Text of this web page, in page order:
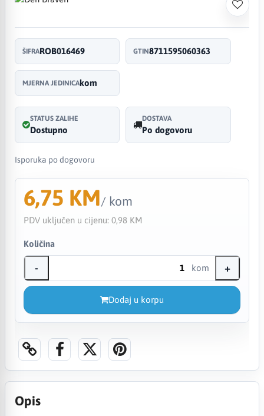
ŠIFRAROB016469 GTIN8711595060363
MJERNA JEDINICAkom
STATUS ZALIHE
Dostupno
DOSTAVA
Po dogovoru
Isporuka po dogovoru
6,75 KM/ kom
PDV uključen u cijenu: 0,98 KM
Količina
- kom +
Dodaj u korpu
Opis